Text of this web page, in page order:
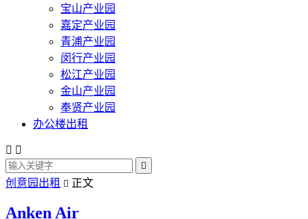
宝山产业园
嘉定产业园
青浦产业园
闵行产业园
松江产业园
金山产业园
奉贤产业园
办公楼出租
 

创意园出租  正文
Anken Air